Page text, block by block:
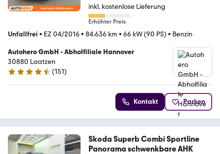
inkl. kostenlose Lieferung
Erhöhter Preis
Unfallfrei • EZ 04/2016• 84.636 km • 66 kW (90 PS) • Benzin
Autohero GmbH - Abholfiliale Hannover
30880 Laatzen
4.7 Sterne
(151)
Kontakt Parken
Skoda Superb Combi Sportline
Panorama schwenkbare AHK